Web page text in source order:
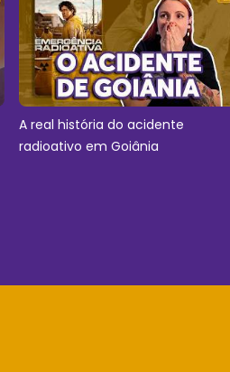
A real história do acidente
radioativo em Goiânia